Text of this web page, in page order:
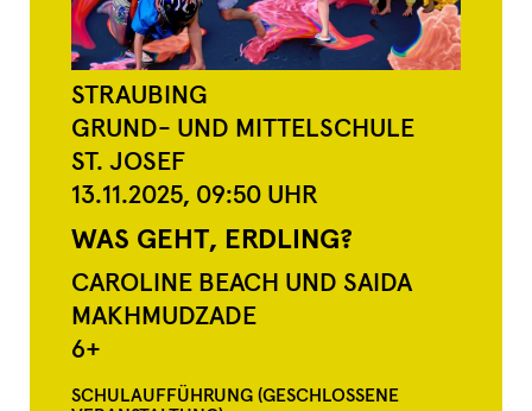
STRAUBING
GRUND- UND MITTELSCHULE
ST. JOSEF
13.11.2025, 09:50 UHR
WAS GEHT, ERDLING?
CAROLINE BEACH UND SAIDA
MAKHMUDZADE
6+
SCHULAUFFÜHRUNG (GESCHLOSSENE